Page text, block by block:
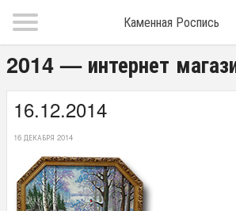
Каменная Роспись
2014 — интернет
16.12.2014
16 ДЕКАБРЯ 2014